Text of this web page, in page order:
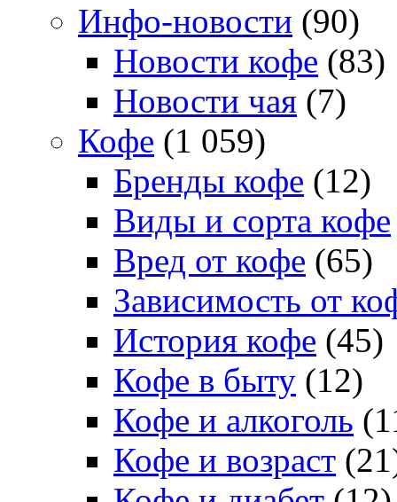
Инфо-новости (90)
Новости кофе (83)
Новости чая (7)
Кофе (1 059)
Бренды кофе (12)
Виды и сорта кофе
Вред от кофе (65)
Зависимость от
История кофе (45)
Кофе в быту (12)
Кофе и алкоголь
Кофе и возраст